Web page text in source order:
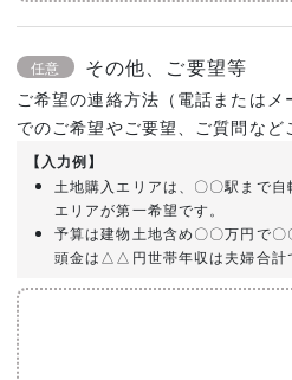
任意 その他、ご要望等
ご希望の連絡方法（電話または
でのご希望やご要望、ご質問など
【入力例】
土地購入エリアは、〇〇駅まで
エリアが第一希望です。
予算は建物土地含め〇〇万円で〇
頭金は△△円世帯年収は夫婦合計